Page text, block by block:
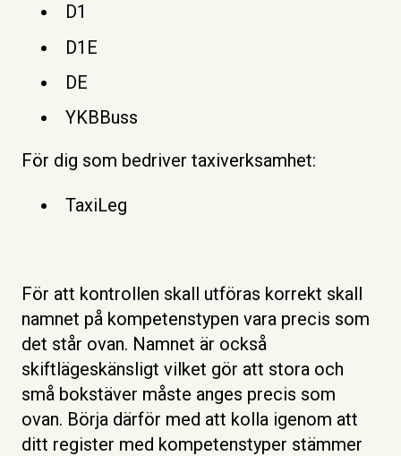
D1
D1E
DE
YKBBuss
För dig som bedriver taxiverksamhet:
TaxiLeg
För att kontrollen skall utföras korrekt skall
namnet på kompetenstypen vara precis som
det står ovan. Namnet är också
skiftlägeskänsligt vilket gör att stora och
små bokstäver måste anges precis som
ovan. Börja därför med att kolla igenom att
ditt register med kompetenstyper stämmer